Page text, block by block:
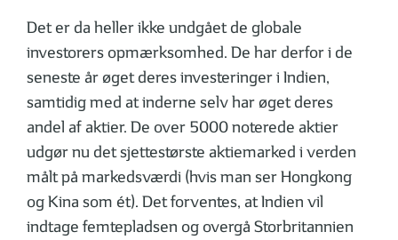
Det er da heller ikke undgået de globale
investorers opmærksomhed. De har derfor i de
seneste år øget deres investeringer i Indien,
samtidig med at inderne selv har øget deres
andel af aktier. De over 5000 noterede aktier
udgør nu det sjettestørste aktiemarked i verden
målt på markedsværdi (hvis man ser Hongkong
og Kina som ét). Det forventes, at Indien vil
indtage femtepladsen og overgå Storbritannien